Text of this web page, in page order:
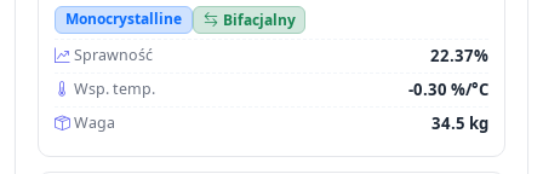
Monocrystalline
Bifacjalny
Sprawność
22.37%
Wsp. temp. -0.30 %/°C
Waga 34.5 kg